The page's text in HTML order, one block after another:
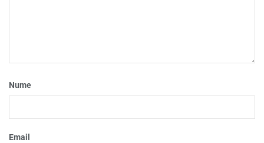
Nume
Email